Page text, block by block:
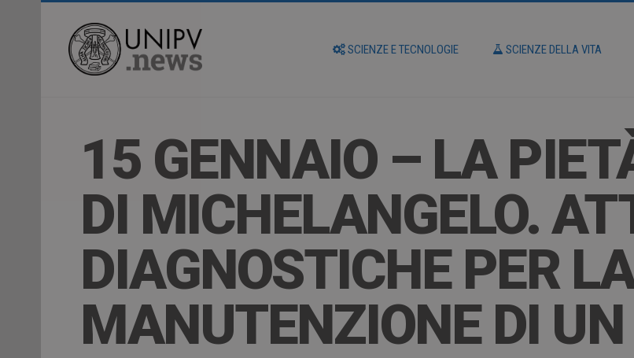
SCIENZE E TECNOLOGIE SCIENZE DELLA VITA
15 GENNAIO – LA
DI MICHELANGELO.
DIAGNOSTICHE PER
MANUTENZIONE DI